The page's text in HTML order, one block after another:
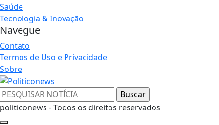
Saúde
Tecnologia & Inovação
Navegue
Contato
Termos de Uso e Privacidade
Sobre
politiconews - Todos os direitos reservados